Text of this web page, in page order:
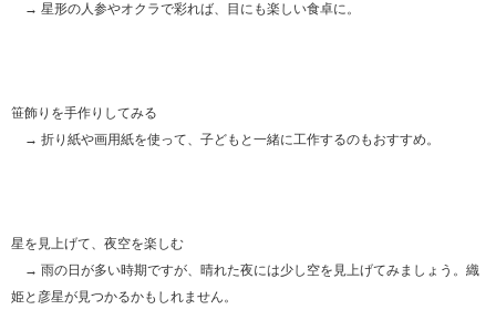
→ 星形の人参やオクラで彩れば、目にも楽しい食卓に。
笹飾りを手作りしてみる
→ 折り紙や画用紙を使って、子どもと一緒に工作するのもおすすめ。
星を見上げて、夜空を楽しむ
→ 雨の日が多い時期ですが、晴れた夜には少し空を見上げてみましょう。織
姫と彦星が見つかるかもしれません。